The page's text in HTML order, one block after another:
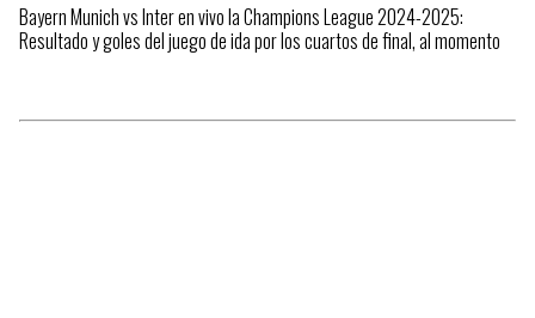
Bayern Munich vs Inter en vivo la Champions League 2024-2025:
Resultado y goles del juego de ida por los cuartos de final, al momento